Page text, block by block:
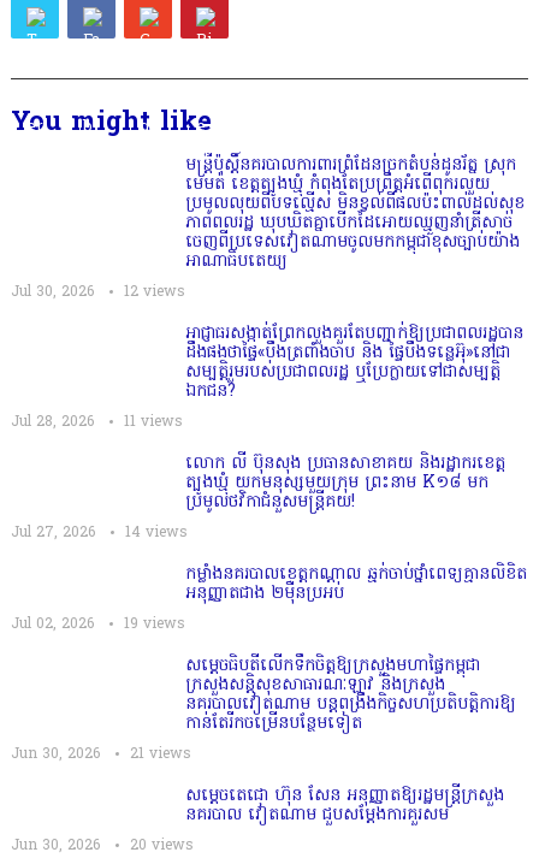
You might like
មន្ត្រីប៉ុស្តិ៍នគរបាលការពារព្រំដែនច្រកតំបន់ដូនរ័ត្ន ស្រុក
មេមត់ ខេត្តត្បូងឃ្មុំ កំពុងតែប្រព្រឹត្តអំពើពុករលួយ
ប្រមូលលុយពីបទល្មើស មិនខ្វល់ពីផលប៉ះពាល់ដល់សុខ
ភាពពលរដ្ឋ ឃុបឃិតគ្នាបើកដៃអោយឈ្មួញនាំត្រីសាច់
ចេញពីប្រទេសវៀតណាមចូលមកកម្ពុជាខុសច្បាប់យ៉ាង
អាណាធិបតេយ្យ
Jul 30, 2026 12views
អាជ្ញាធរសង្កាត់ព្រែកលួងគួរតែបញ្ជាក់ឱ្យប្រជាពលរដ្ឋបាន
ដឹងផងថាផ្ទៃ«បឹងត្រពាំងចាប និង ផ្ទៃបឹងទន្លេអ៊ុ»នៅជា
សម្បត្តិរួមរបស់ប្រជាពលរដ្ឋ ឬប្រែក្លាយទៅជាសម្បត្តិ
ឯកជន?
Jul 28, 2026 11 views
លោក លី ប៊ុនសុង ប្រធានសាខាគយ និងរដ្ឋាករខេត្ត
ត្បូងឃ្មុំ យកមនុស្សមួយក្រុម ព្រះនាម K១៨ មក
ប្រមូលថវិកាជំនួសមន្ត្រីគយ!
Jul 27, 2026 14 views
កម្លាំងនគរបាលខេត្តកណ្ដាល ឆ្មក់ចាប់ថ្នាំពេទ្យគ្មានលិខិត
អនុញ្ញាតជាង ២ម៉ឺនប្រអប់
Jul 02, 2026 19 views
សម្តេច​ធិបតី​លេីកទឹកចិត្ត​ឱ្យក្រសួងមហាផ្ទៃកម្ពុជា
ក្រសួងសន្តិសុខសាធារណៈឡាវ និងក្រសួង
នគរបាលវៀតណាម បន្តពង្រឹងកិច្ចសហប្រតិបត្តិការឱ្យ
កាន់តែរីកចម្រើនបន្ថែមទៀត
Jun 30, 2026 21 views
សម្តេចតេជោ ហ៊ុន សែន អនុញ្ញាតឱ្យរដ្ឋមន្ត្រីក្រសួង
នគរបាល វៀតណាម ជួបសម្តែងការគួរសម
Jun 30, 2026 20 views